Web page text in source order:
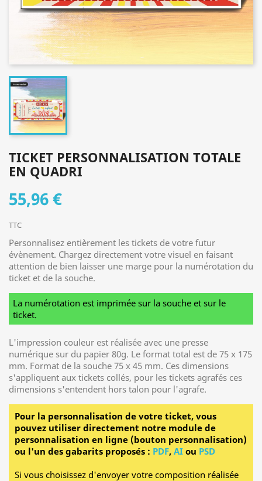
TICKET PERSONNALISATION TOTALE
EN QUADRI
55,96 €
TTC
Personnalisez entièrement les tickets de votre futur
évènement. Chargez directement votre visuel en faisant
attention de bien laisser une marge pour la numérotation du
ticket et de la souche.
La numérotation est imprimée sur la souche et sur le
ticket.
L'impression couleur est réalisée avec une presse
numérique sur du papier 80g. Le format total est de 75 x 175
mm. Format de la souche 75 x 45 mm. Ces dimensions
s'appliquent aux tickets collés, pour les tickets agrafés ces
dimensions s'entendent hors talon pour l'agrafe.
Pour la personnalisation de votre ticket, vous
pouvez utiliser directement notre module de
personnalisation en ligne (bouton personnalisation)
ou l'un des gabarits proposés : PDF, AI ou PSD
Si vous choisissez d'envoyer votre composition réalisée